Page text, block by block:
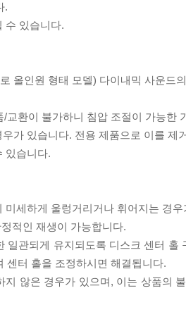
.
수 있습니다.
올인원 형태 모델) 다이내믹 사운드
환이 불가하니 침압 조절이 가능한
가 있습니다. 전용 제품으로 이를 제
있습니다.
세하게 울렁거리거나 휘어지는 경우
적인 재생이 가능합니다.
관되게 유지되도록 디스크 센터 홀
센터 홀을 조정하시면 해결됩니다.
않은 경우가 있으며, 이는 상품의